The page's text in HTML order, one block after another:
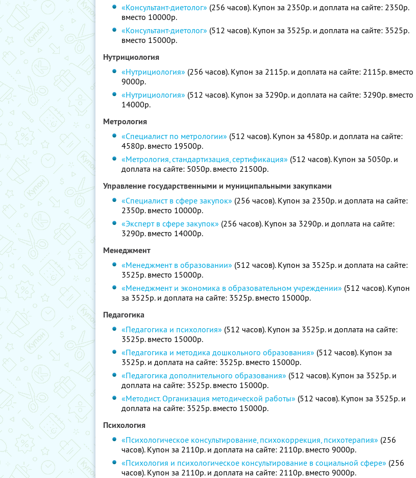
«Консультант-диетолог» (256 часов). Купон за 2350р. и доплата на сайте: 2350р.
вместо 10000р.
«Консультант-диетолог» (512 часов). Купон за 3525р. и доплата на сайте: 3525р.
вместо 15000р.
Нутрициология
«Нутрициология» (256 часов). Купон за 2115р. и доплата на сайте: 2115р. вместо
9000р.
«Нутрициология» (512 часов). Купон за 3290р. и доплата на сайте: 3290р. вместо
14000р.
Метрология
«Специалист по метрологии» (512 часов). Купон за 4580р. и доплата на сайте:
4580р. вместо 19500р.
«Метрология, стандартизация, сертификация» (512 часов). Купон за 5050р. и
доплата на сайте: 5050р. вместо 21500р.
Управление государственными и муниципальными закупками
«Специалист в сфере закупок» (256 часов). Купон за 2350р. и доплата на сайте:
2350р. вместо 10000р.
«Эксперт в сфере закупок» (256 часов). Купон за 3290р. и доплата на сайте:
3290р. вместо 14000р.
Менеджмент
«Менеджмент в образовании» (512 часов). Купон за 3525р. и доплата на сайте:
3525р. вместо 15000р.
«Менеджмент и экономика в образовательном учреждении» (512 часов). Купон
за 3525р. и доплата на сайте: 3525р. вместо 15000р.
Педагогика
«Педагогика и психология» (512 часов). Купон за 3525р. и доплата на сайте:
3525р. вместо 15000р.
«Педагогика и методика дошкольного образования» (512 часов). Купон за
3525р. и доплата на сайте: 3525р. вместо 15000р.
«Педагогика дополнительного образования» (512 часов). Купон за 3525р. и
доплата на сайте: 3525р. вместо 15000р.
«Методист. Организация методической работы» (512 часов). Купон за 3525р. и
доплата на сайте: 3525р. вместо 15000р.
Психология
«Психологическое консультирование, психокоррекция, психотерапия» (256
часов). Купон за 2110р. и доплата на сайте: 2110р. вместо 9000р.
«Психология и психологическое консультирование в социальной сфере» (256
часов). Купон за 2110р. и доплата на сайте: 2110р. вместо 9000р.